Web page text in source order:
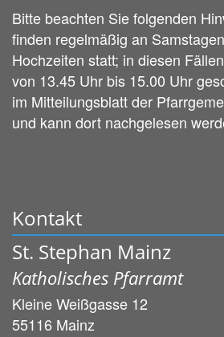
Bitte beachten Sie folgenden
finden regelmäßig an
Hochzeiten statt; in diesen
von 13.45 Uhr bis 15.00 Uhr
im Mitteilungsblatt der
und kann dort nachgelesen
Kontakt
St. Stephan Mainz
Katholisches Pfarramt
Kleine Weißgasse 12
55116 Mainz